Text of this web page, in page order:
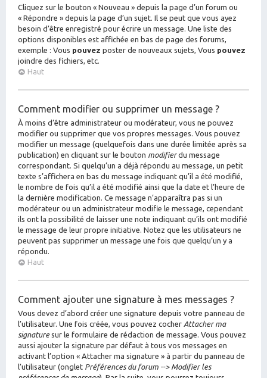
Cliquez sur le bouton « Nouveau » depuis la page d’un forum ou
« Répondre » depuis la page d’un sujet. Il se peut que vous ayez
besoin d’être enregistré pour écrire un message. Une liste des
options disponibles est affichée en bas de page des forums,
exemple : Vous pouvez poster de nouveaux sujets, Vous pouvez
joindre des fichiers, etc.
Haut
Comment modifier ou supprimer un message ?
À moins d’être administrateur ou modérateur, vous ne pouvez
modifier ou supprimer que vos propres messages. Vous pouvez
modifier un message (quelquefois dans une durée limitée après sa
publication) en cliquant sur le bouton modifierdu message
correspondant. Si quelqu’un a déjà répondu au message, un petit
texte s’affichera en bas du message indiquant qu’il a été modifié,
le nombre de fois qu’il a été modifié ainsi que la date et l’heure de
la dernière modification. Ce message n’apparaîtra pas si un
modérateur ou un administrateur modifie le message, cependant
ils ont la possibilité de laisser une note indiquant qu’ils ont modifié
le message de leur propre initiative. Notez que les utilisateurs ne
peuvent pas supprimer un message une fois que quelqu’un y a
répondu.
Haut
Comment ajouter une signature à mes messages ?
Vous devez d’abord créer une signature depuis votre panneau de
l’utilisateur. Une fois créée, vous pouvez cocher Attacher ma
signaturesur le formulaire de rédaction de message. Vous pouvez
aussi ajouter la signature par défaut à tous vos messages en
activant l’option « Attacher ma signature » à partir du panneau de
l’utilisateur (onglet Préférences du forum --> Modifier les